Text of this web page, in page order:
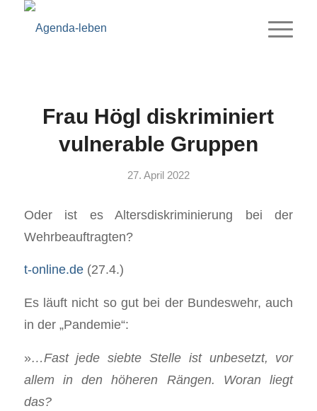
Frau Högl diskriminiert
vulnerable Gruppen
27. April 2022
Oder ist es Altersdiskriminierung bei der
Wehrbeauftragten?
t‑online.de(27.4.)
Es läuft nicht so gut bei der Bundeswehr, auch
in der „Pandemie“:
»…Fast jede siebte Stelle ist unbesetzt, vor
allem in den höheren Rängen. Woran liegt
das?